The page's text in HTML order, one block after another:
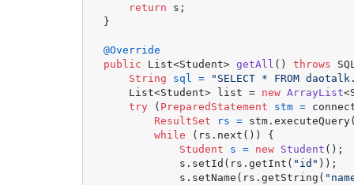
return s;
}
@Override
public List<Student> getAll () throws
String
sql =
"SELECT * FROM
    List<Student> list =
new ArrayList
try ( PreparedStatement stm =
ResultSet
rs =
while (rs.next()) {
Student
s = new Student ();
            s.setId(rs.getInt(
"id" ));
            s.setName(rs.getString(